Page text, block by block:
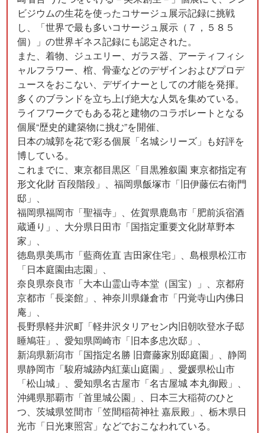
ビジウムの生花を使ったコサージュ展示記録に挑戦
し、「世界で最も多いコサージュ展示（７，５８５
個）」の世界ギネス記録にも認定された。
また、着物、ジュエリー、ガラス器、アーティフィシ
ャルフラワー、棺、骨壷などのデザインおよびプロデ
ュースをおこない、デザイナーとしての才能を発揮。
多くのブランドを立ち上げ絶大な人気を集めている。
ライフワークでもある花と建物のコラボレートとなる
個展“歴史的建築物に挑む”を開催、
日本の城郭を花で彩る個展「名城シリーズ」も好評を
博している。
これまでに、東京都目黒区「目黒雅叙園 東京都指定有
形文化財 百段階段」、福岡県飯塚市「旧伊藤伝右衛門
邸」、
福岡県福岡市「聖福寺」、佐賀県鹿島市「肥前浜宿酒
蔵通り」、大分県日田市「国指定重要文化財草野本
家」、
徳島県美馬市「藍商佐直 吉田家住宅」、島根県松江市
「日本庭園由志園」、
奈良県奈良市「大本山霊山寺本堂（国宝）」、京都府
京都市「長楽館」、神奈川県鎌倉市「円覚寺山内佛日
庵」、
長野県軽井沢町「軽井沢タリアセン内旧朝吹登水子邸
睡鳩荘」、愛知県岡崎市「旧本多忠次邸」、
新潟県新潟市「国指定名勝 旧齋藤家別邸庭園」、静岡
県静岡市「駿府城跡内紅葉山庭園」、愛媛県松山市
「松山城」、愛知県名古屋市「名古屋城 本丸御殿」、
沖縄県那覇市「首里城公園」、日本三大稲荷のひと
つ、茨城県笠間市「笠間稲荷神社 嘉辰殿」、栃木県日
光市「日光東照宮」などでおこなわれている。